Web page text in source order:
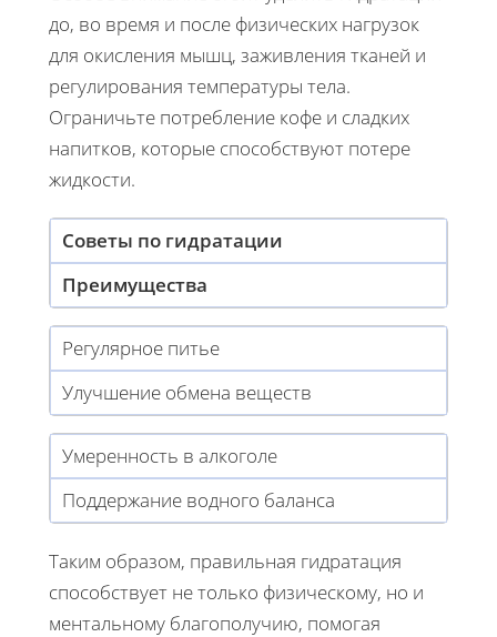
до, во время и после физических нагрузок
для окисления мышц, заживления тканей и
регулирования температуры тела.
Ограничьте потребление кофе и сладких
напитков, которые способствуют потере
жидкости.
Советы по гидратации
Преимущества
Регулярное питье
Улучшение обмена веществ
Умеренность в алкоголе
Поддержание водного баланса
Таким образом, правильная гидратация
способствует не только физическому, но и
ментальному благополучию, помогая